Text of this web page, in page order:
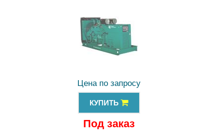
Цена по запросу
КУПИТЬ
Под заказ